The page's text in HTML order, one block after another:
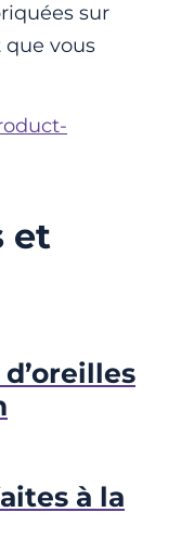
sur
que vous
et
à la